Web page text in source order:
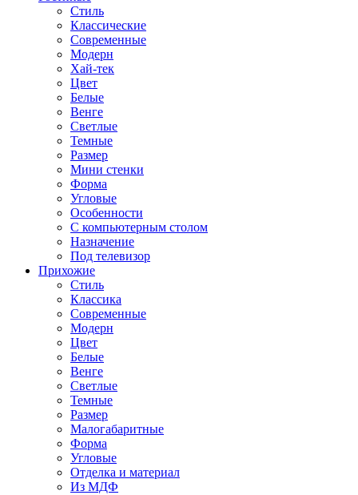
Стиль
Классические
Современные
Модерн
Хай-тек
Цвет
Белые
Венге
Светлые
Темные
Размер
Мини стенки
Форма
Угловые
Особенности
С компьютерным столом
Назначение
Под телевизор
Прихожие
Стиль
Классика
Современные
Модерн
Цвет
Белые
Венге
Светлые
Темные
Размер
Малогабаритные
Форма
Угловые
Отделка и материал
Из МДФ